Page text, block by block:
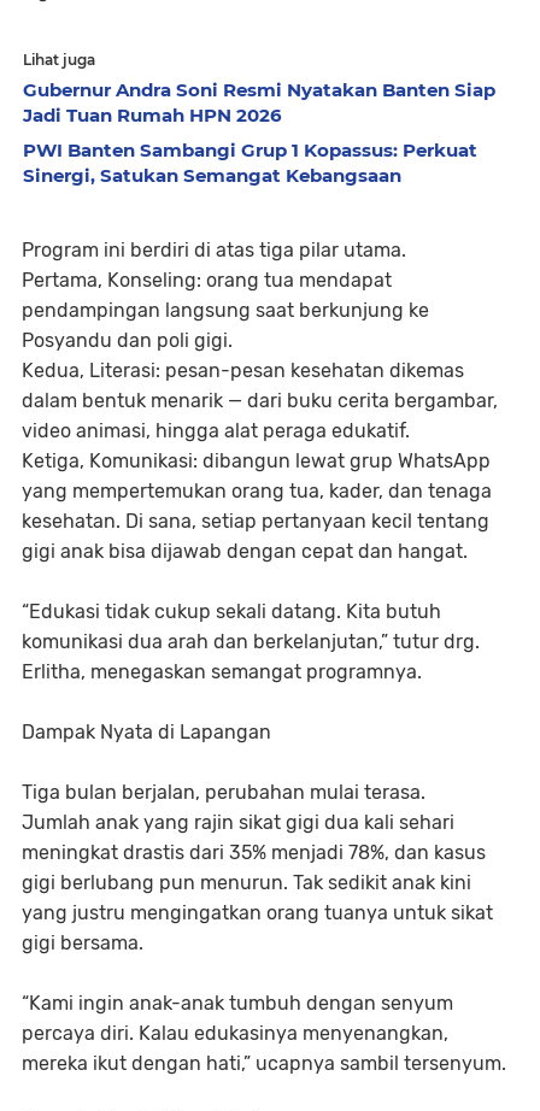
Lihat juga
Gubernur Andra Soni Resmi Nyatakan Banten Siap
Jadi Tuan Rumah HPN 2026
PWI Banten Sambangi Grup 1 Kopassus: Perkuat
Sinergi, Satukan Semangat Kebangsaan
Program ini berdiri di atas tiga pilar utama.
Pertama, Konseling: orang tua mendapat
pendampingan langsung saat berkunjung ke
Posyandu dan poli gigi.
Kedua, Literasi: pesan-pesan kesehatan dikemas
dalam bentuk menarik — dari buku cerita bergambar,
video animasi, hingga alat peraga edukatif.
Ketiga, Komunikasi: dibangun lewat grup WhatsApp
yang mempertemukan orang tua, kader, dan tenaga
kesehatan. Di sana, setiap pertanyaan kecil tentang
gigi anak bisa dijawab dengan cepat dan hangat.
“Edukasi tidak cukup sekali datang. Kita butuh
komunikasi dua arah dan berkelanjutan,” tutur drg.
Erlitha, menegaskan semangat programnya.
Dampak Nyata di Lapangan
Tiga bulan berjalan, perubahan mulai terasa.
Jumlah anak yang rajin sikat gigi dua kali sehari
meningkat drastis dari 35% menjadi 78%, dan kasus
gigi berlubang pun menurun. Tak sedikit anak kini
yang justru mengingatkan orang tuanya untuk sikat
gigi bersama.
“Kami ingin anak-anak tumbuh dengan senyum
percaya diri. Kalau edukasinya menyenangkan,
mereka ikut dengan hati,” ucapnya sambil tersenyum.